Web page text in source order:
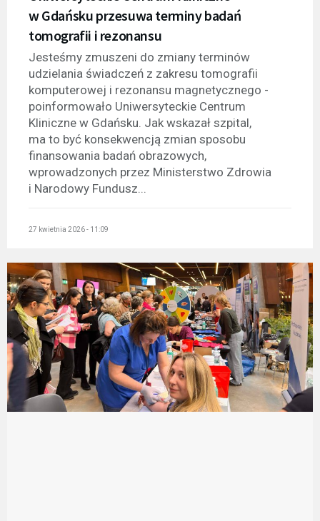
w Gdańsku przesuwa terminy badań
tomografii i rezonansu
Jesteśmy zmuszeni do zmiany terminów
udzielania świadczeń z zakresu tomografii
komputerowej i rezonansu magnetycznego -
poinformowało Uniwersyteckie Centrum
Kliniczne w Gdańsku. Jak wskazał szpital,
ma to być konsekwencją zmian sposobu
finansowania badań obrazowych,
wprowadzonych przez Ministerstwo Zdrowia
i Narodowy Fundusz...
27 kwietnia 2026 - 11:09